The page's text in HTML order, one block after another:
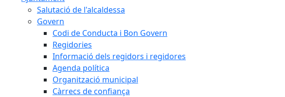
Salutació de l'alcaldessa
Govern
Codi de Conducta i Bon Govern
Regidories
Informació dels regidors i regidores
Agenda política
Organització municipal
Càrrecs de confiança